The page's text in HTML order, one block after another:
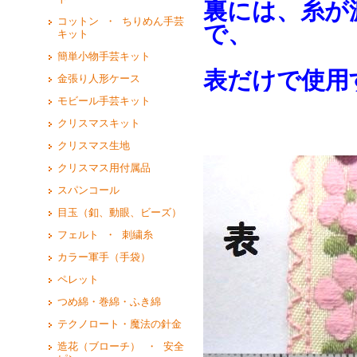
コットン ・ ちりめん手芸
キット
簡単小物手芸キット
金張り人形ケース
モビール手芸キット
クリスマスキット
クリスマス生地
クリスマス用付属品
スパンコール
目玉（釦、動眼、ビーズ）
フェルト ・ 刺繍糸
カラー軍手（手袋）
ペレット
つめ綿・巻綿・ふき綿
テクノロート・魔法の針金
造花（ブローチ） ・ 安全
裏には、糸
で、
表だけで使